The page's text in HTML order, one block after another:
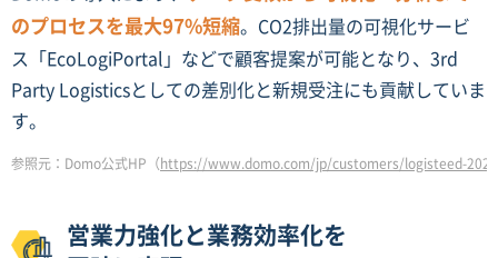
のプロセスを最大97%短縮。CO2排出量の可視化サービ
ス「EcoLogiPortal」などで顧客提案が可能となり、3rd
Party Logisticsとしての差別化と新規受注にも貢献していま
す。
参照元：Domo公式HP（https://www.domo.com/jp/customers/logisteed-
営業力強化と業務効率化を